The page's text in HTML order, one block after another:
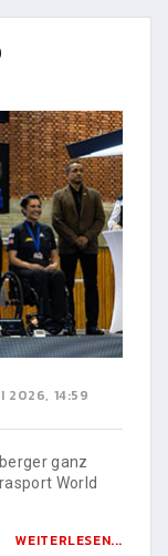
2026, 14:59
ganz
World
WEITERLESEN...